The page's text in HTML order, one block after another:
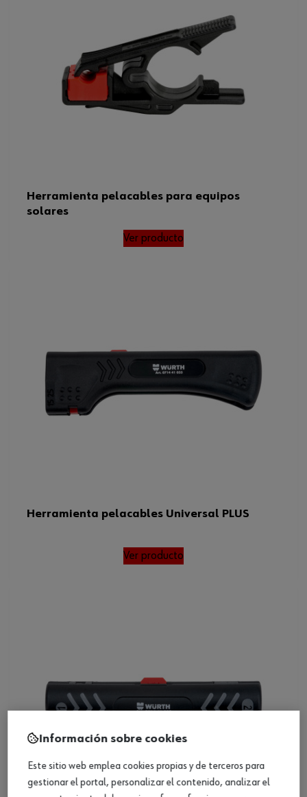
Herramienta pelacables para equipos
solares
Ver producto
Herramienta pelacables Universal PLUS
Ver producto
Información sobre cookies
Este sitio web emplea cookies propias y de terceros para
gestionar el portal, personalizar el contenido, analizar el